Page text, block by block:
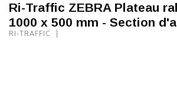
Ri-Traffic ZEBRA Plateau
1000 x 500 mm - Section
RI-TRAFFIC